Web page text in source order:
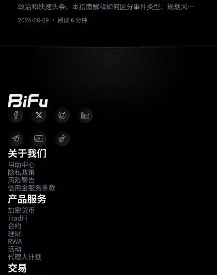
政治和快速头条。本指南解释如何区分事件类型、规划风险
敞口窗口、调整仓位大小，以及管理跳空、价差和执行风
2026-08-09 · 阅读 6 分钟
关于我们
帮助中心
隐私政策
风险警告
信用金服务条款
产品服务
加密货币
TradFi
合约
理财
RWA
活动
代理人计划
交易